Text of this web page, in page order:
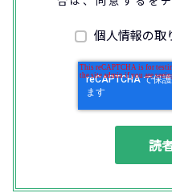
客様との通話内容を
法により記録させて
◆個人情報の利用目的
(1) お問い合わせい
行、その他業務上必
(3) ご要望いただい
(4) ダイレクトメー
個人情報の取